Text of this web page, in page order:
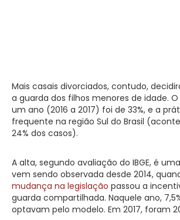
Mais casais divorciados, contudo,
a guarda dos filhos menores de idade.
um ano (2016 a 2017) foi de 33%, e a
frequente na região Sul do Brasil
24% dos casos).
A alta, segundo avaliação do IBGE, é
vem sendo observada desde 2014,
mudança na legislação passou a
guarda compartilhada. Naquele ano,
optavam pelo modelo. Em 2017, foram